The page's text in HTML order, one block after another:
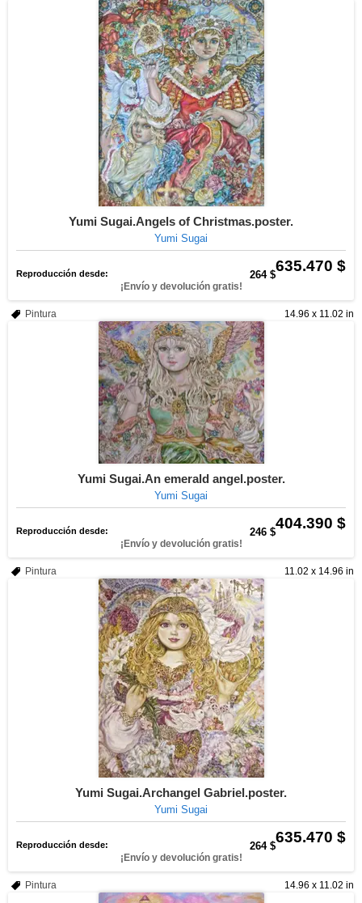
Yumi Sugai.Angels of Christmas.poster.
Yumi Sugai
635.470 $
Reproducción desde: 264 $
¡Envío y devolución gratis!
14.96 x 11.02 in
Pintura
Yumi Sugai.An emerald angel.poster.
Yumi Sugai
404.390 $
Reproducción desde: 246 $
¡Envío y devolución gratis!
11.02 x 14.96 in
Pintura
Yumi Sugai.Archangel Gabriel.poster.
Yumi Sugai
635.470 $
Reproducción desde: 264 $
¡Envío y devolución gratis!
14.96 x 11.02 in
Pintura